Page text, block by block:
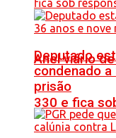
Anel viário
330 e fica
Deputado
condenado
prisão